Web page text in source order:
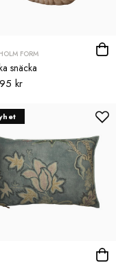
FORM
snäcka
kr